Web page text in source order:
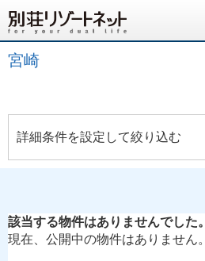
宮崎
詳細条件を設定して絞り込む
該当する物件はありませんでした。
現在、公開中の物件はありません。